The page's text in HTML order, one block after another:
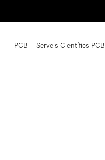
PCB Serveis Científics PCB